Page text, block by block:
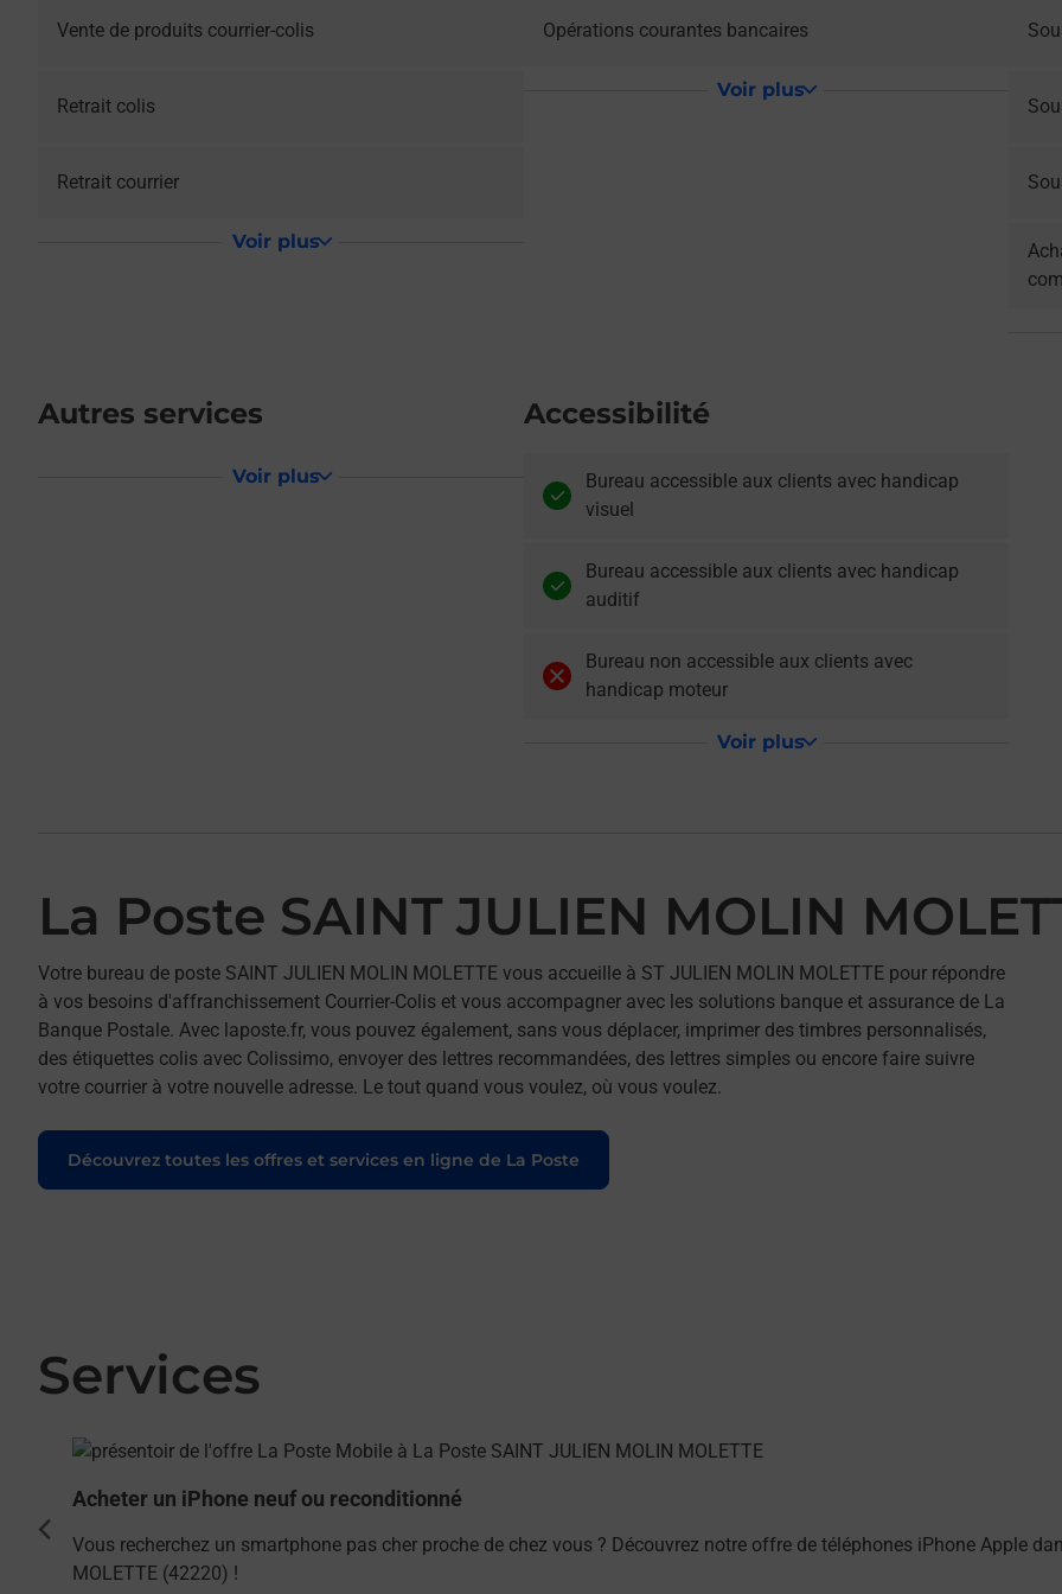
Vente de produits courrier-colis
Retrait colis
Retrait courrier
Voir plus
Opérations courantes bancaires
Voir plus
Autres services
Voir plus
Accessibilité
Bureau accessible aux clients avec handicap
visuel
Bureau accessible aux clients avec handicap
auditif
Bureau non accessible aux clients avec
handicap moteur
Voir plus
La Poste SAINT JULIEN MOLIN
Votre bureau de poste SAINT JULIEN MOLIN MOLETTE vous accueille à ST JULIEN MOLIN MOLETTE pour répondre
à vos besoins d'affranchissement Courrier-Colis et vous accompagner avec les solutions banque et assurance de La
Banque Postale. Avec laposte.fr, vous pouvez également, sans vous déplacer, imprimer des timbres personnalisés,
des étiquettes colis avec Colissimo, envoyer des lettres recommandées, des lettres simples ou encore faire suivre
votre courrier à votre nouvelle adresse. Le tout quand vous voulez, où vous voulez.
Découvrez toutes les offres et services en ligne de La Poste
Services
En savoir plus
Acheter un iPhone neuf ou reconditionné
Vous recherchez un smartphone pas cher proche de chez vous ? Découvrez notre offre de téléphones iPhone Apple
MOLETTE (42220) !